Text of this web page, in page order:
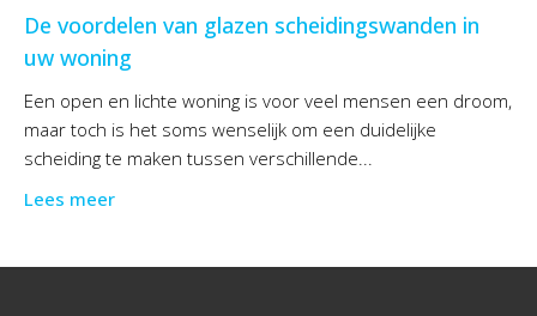
De voordelen van glazen scheidingswanden in
uw woning
Een open en lichte woning is voor veel mensen een droom,
maar toch is het soms wenselijk om een duidelijke
scheiding te maken tussen verschillende...
Lees meer